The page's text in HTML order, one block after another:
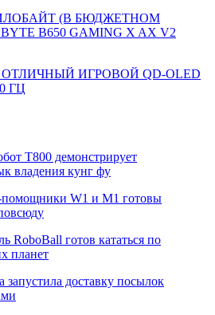
(В БЮДЖЕТНОМ
B650 GAMING X AX V2
ОТЛИЧНЫЙ ИГРОВОЙ QD-OLED
ГЦ
Т800 демонстрирует
владения кунг фу
W1 и M1 готовы
RoboBall готов кататься по
планет
запустила доставку посылок